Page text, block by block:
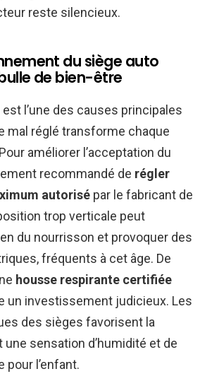
reste silencieux.
du siège auto
de bien-être
l’une des causes principales
mal réglé transforme chaque
améliorer l’acceptation du
recommandé de régler
autorisé par le fabricant de
trop verticale peut
du nourrisson et provoquer des
fréquents à cet âge. De
housse respirante certifiée
un investissement judicieux. Les
des sièges favorisent la
sensation d’humidité et de
pour l’enfant.